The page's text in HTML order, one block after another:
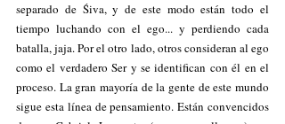
separado de Śiva, y de este modo están todo el
tiempo luchando con el ego... y perdiendo cada
batalla, jaja. Por el otro lado, otros consideran al ego
como el verdadero Ser y se identifican con él en el
proceso. La gran mayoría de la gente de este mundo
sigue esta línea de pensamiento. Están convencidos